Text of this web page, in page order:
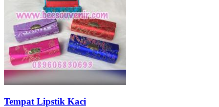
Tempat Lipstik Kaci